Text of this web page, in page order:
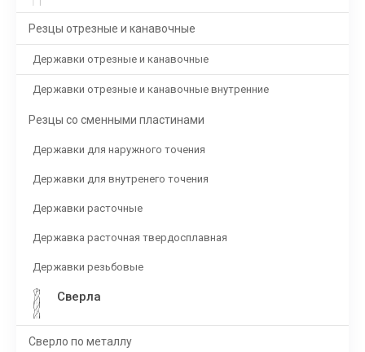
Резцы отрезные и канавочные
Державки отрезные и канавочные
Державки отрезные и канавочные внутренние
Резцы со сменными пластинами
Державки для наружного точения
Державки для внутренего точения
Державки расточные
Державка расточная твердосплавная
Державки резьбовые
Сверла
Сверло по металлу